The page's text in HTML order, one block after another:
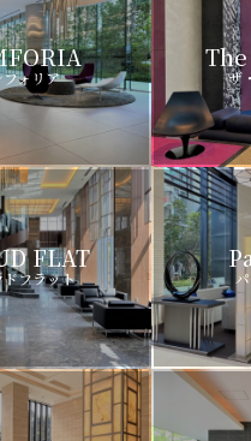
ォリア ザ
FLAT
フラット